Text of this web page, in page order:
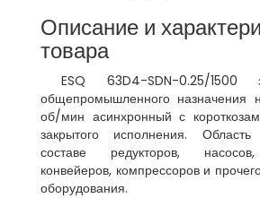
Описание и
товара
ESQ 63D4-SDN-0.25/1500
общепромышленного назначения
об/мин асинхронный с
закрытого исполнения.
составе редукторов,
конвейеров, компрессоров и
оборудования.